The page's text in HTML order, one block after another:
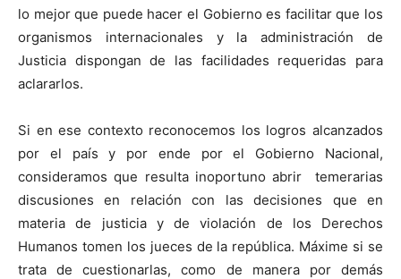
lo mejor que puede hacer el Gobierno es facilitar que los
organismos internacionales y la administración de
Justicia dispongan de las facilidades requeridas para
aclararlos.
Si en ese contexto reconocemos los logros alcanzados
por el país y por ende por el Gobierno Nacional,
consideramos que resulta inoportuno abrir temerarias
discusiones en relación con las decisiones que en
materia de justicia y de violación de los Derechos
Humanos tomen los jueces de la república. Máxime si se
trata de cuestionarlas, como de manera por demás